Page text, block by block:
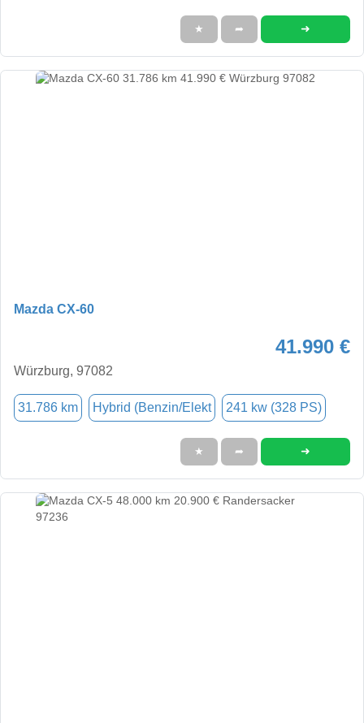
★ ➦ ➜
Mazda CX-60
41.990 €
Würzburg, 97082
31.786 km Hybrid (Benzin/Elekt 241 kw (328 PS)
★ ➦ ➜